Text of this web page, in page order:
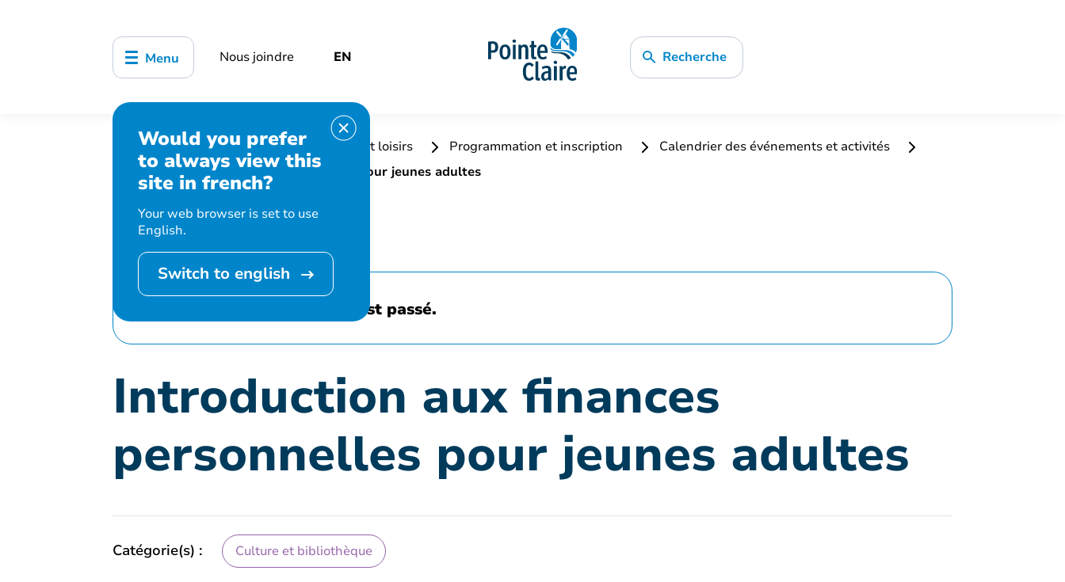
Menu Nous joindre EN Recherche
Would you prefer
to always view this
site in french?
Your web browser is set to use
English.
Switch to english
Accueil Bibliothèque, culture, sports et loisirs Programmation et inscription
Calendrier des événements et activités
Introduction aux finances personnelles pour jeunes adultes
Cet événement est passé.
Introduction aux finances
personnelles pour jeunes adultes
Catégorie(s) : Culture et bibliothèque